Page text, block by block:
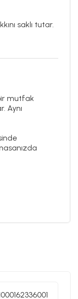
saklı tutar.
mutfak
Aynı
teknolojik